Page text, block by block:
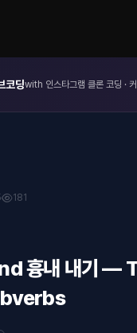
코딩with 인스타그램 클론 코딩 ·
181
흉내 내기 —